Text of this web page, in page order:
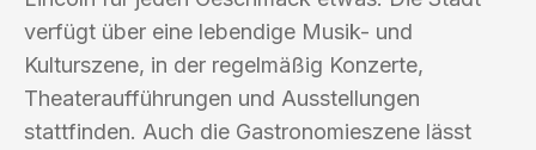
verfügt über eine lebendige Musik- und
Kulturszene, in der regelmäßig Konzerte,
Theateraufführungen und Ausstellungen
stattfinden. Auch die Gastronomieszene lässt